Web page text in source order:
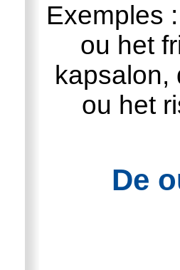
Exemples
ou het
kapsalon,
ou het
De